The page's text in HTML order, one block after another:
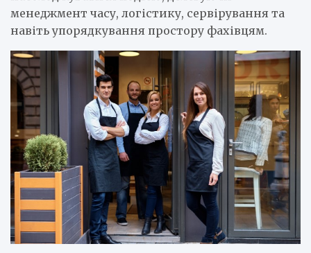
менеджмент часу, логістику, сервірування та
навіть упорядкування простору фахівцям.